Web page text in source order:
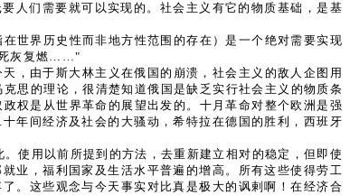
人们需要就可以实现的。社会主义有它的物质基础，是基
世界历史性而非地方性范围的存在）是一个绝对需要实现
死灰复燃……"
，由于斯大林主义在俄国的崩溃，社会主义的敌人企图用
思的理论，很清楚知道俄国是缺乏实行社会主义的物质条
权是从世界革命的展望出发的。十月革命对整个欧洲是强
年间经济及社会的大骚动，希特拉在德国的胜利，西班牙
使用以前所提到的方法，去重新建立相对的稳定，但即使
业，福利国家及生活水平普遍的增高。所有这些使得劳工
。这些观念与今天事实对比真是极大的讽剌啊！在经济合